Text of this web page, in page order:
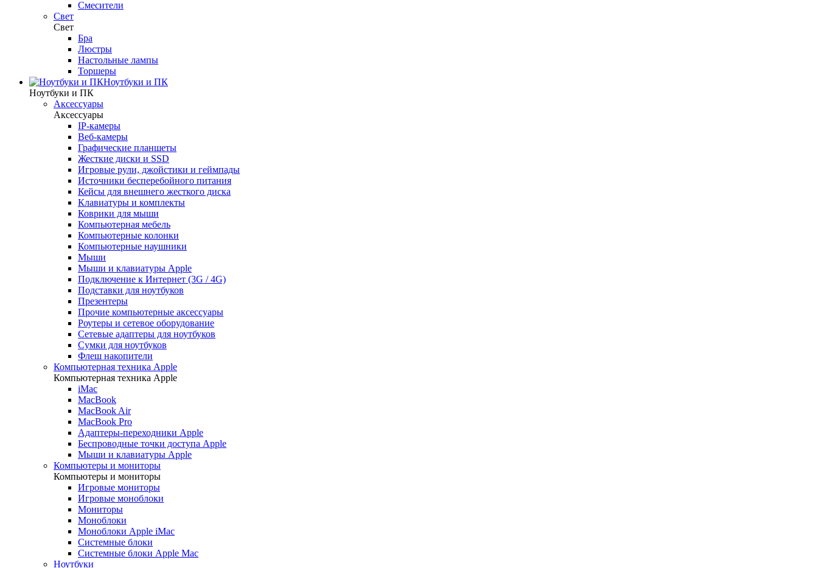
Смесители
Свет
Свет
Бра
Люстры
Настольные лампы
Торшеры
Ноутбуки и ПК
Ноутбуки и ПК
Аксессуары
Аксессуары
IP-камеры
Веб-камеры
Графические планшеты
Жесткие диски и SSD
Игровые рули, джойстики и геймпады
Источники бесперебойного питания
Кейсы для внешнего жесткого диска
Клавиатуры и комплекты
Коврики для мыши
Компьютерная мебель
Компьютерные колонки
Компьютерные наушники
Мыши
Мыши и клавиатуры Apple
Подключение к Интернет (3G / 4G)
Подставки для ноутбуков
Презентеры
Прочие компьютерные аксессуары
Роутеры и сетевое оборудование
Сетевые адаптеры для ноутбуков
Сумки для ноутбуков
Флеш накопители
Компьютерная техника Apple
Компьютерная техника Apple
iMac
MacBook
MacBook Air
MacBook Pro
Адаптеры-переходники Apple
Беспроводные точки доступа Apple
Мыши и клавиатуры Apple
Компьютеры и мониторы
Компьютеры и мониторы
Игровые мониторы
Игровые моноблоки
Мониторы
Моноблоки
Моноблоки Apple iMac
Системные блоки
Системные блоки Apple Mac
Ноутбуки